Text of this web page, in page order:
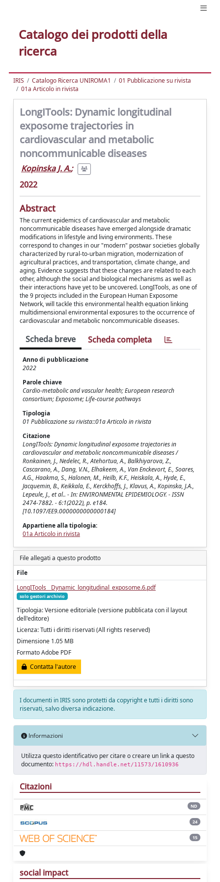
Catalogo dei prodotti della
ricerca
IRIS Catalogo Ricerca UNIROMA1
01 Pubblicazione su rivista
01a Articolo in rivista
LongITools: Dynamic longitudinal
exposome trajectories in
cardiovascular and metabolic
noncommunicable diseases
Kopinska J. A.;
2022
Abstract
The current epidemics of cardiovascular and metabolic
noncommunicable diseases have emerged alongside dramatic
modifications in lifestyle and living environments. These
correspond to changes in our "modern" postwar societies globally
characterized by rural-to-urban migration, modernization of
agricultural practices, and transportation, climate change, and
aging. Evidence suggests that these changes are related to each
other, although the social and biological mechanisms as well as
their interactions have yet to be uncovered. LongITools, as one of
the 9 projects included in the European Human Exposome
Network, will tackle this environmental health equation linking
multidimensional environmental exposures to the occurrence of
cardiovascular and metabolic noncommunicable diseases.
Scheda breve Scheda completa
Anno di pubblicazione
2022
Parole chiave
Cardio-metabolic and vascular health; European research
consortium; Exposome; Life-course pathways
Tipologia
01 Pubblicazione su rivista::01a Articolo in rivista
Citazione
LongITools: Dynamic longitudinal exposome trajectories in
cardiovascular and metabolic noncommunicable diseases /
Ronkainen, J., Nedelec, R., Atehortua, A., Balkhiyarova, Z.,
Cascarano, A., Dang, V.N., Elhakeem, A., Van Enckevort, E., Soares,
A.G., Haakma, S., Halonen, M., Heilb, K.F., Heiskala, A., Hyde, E.,
Jacquemin, B., Keikkala, E., Kerckhoffs, J., Klavus, A., Kopinska, J.A.,
Lepeule, J., et al.. - In: ENVIRONMENTAL EPIDEMIOLOGY. - ISSN
2474-7882. - 6:1(2022), p. e184.
[10.1097/EE9.0000000000000184]
Appartiene alla tipologia:
01a Articolo in rivista
File allegati a questo prodotto
File
LongITools__Dynamic_longitudinal_exposome.6.pdf
solo gestori archivio
Tipologia: Versione editoriale (versione pubblicata con il layout
dell'editore)
Licenza: Tutti i diritti riservati (All rights reserved)
Dimensione 1.05 MB
Formato Adobe PDF
Contatta l'autore
I documenti in IRIS sono protetti da copyright e tutti i diritti sono
riservati, salvo diversa indicazione.
Informazioni
Utilizza questo identificativo per citare o creare un link a questo
documento: https://hdl.handle.net/11573/1610936
Citazioni
ND
24
15
social impact